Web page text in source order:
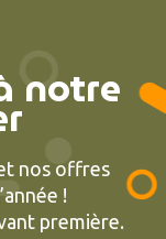
notre
nos offres
!
première.